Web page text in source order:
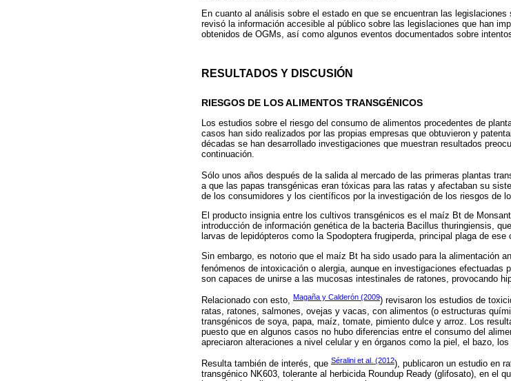
En cuanto al análisis sobre el estado en que se encuentran las
revisó la información accesible al público sobre las legislaciones que han
obtenidos de OGMs, así como algunos eventos documentados sobre
RESULTADOS Y DISCUSIÓN
RIESGOS DE LOS ALIMENTOS TRANSGÉNICOS
Los estudios sobre el riesgo del consumo de alimentos procedentes de
casos han sido realizados por las propias empresas que obtuvieron y
décadas se han desarrollado investigaciones que muestran resultados
continuación.
Sólo unos años después de la salida al mercado de las primeras plantas
a que las papas transgénicas eran tóxicas para las ratas y afectaban su
de los consumidores y los científicos por la investigación de los riesgos de
El producto insignia entre los cultivos transgénicos es el maíz Bt de
introducción de información genética de la bacteria Bacillus thuringiensis,
larvas de lepidópteros como la Spodoptera frugiperda, principal plaga de ese
Sin embargo, es notorio que el maíz Bt ha sido usado para la alimentación
fenómenos de intoxicación o alergia, aunque en investigaciones efectuadas
son capaces de unirse a las mucosas intestinales de ratones, provocando
Relacionado con esto, Magaña y Calderón (2009) revisaron los estudios de
ratas, ratones, salmones, ovejas y vacas, con alimentos (o estructuras
transgénicos de soya, papa, maíz, tomate, pimiento dulce y arroz. Los
puesto que en algunos casos no hubo diferencias entre el consumo del
apreciaron alteraciones a nivel celular y en órganos como la piel, el bazo, los
Resulta también de interés, que Séralini et al. (2012), publicaron un estudio en
transgénico NK603, tolerante al herbicida Roundup Ready (glifosato), en el